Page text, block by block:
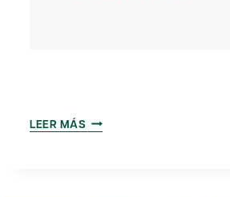
LEER MÁS LAS